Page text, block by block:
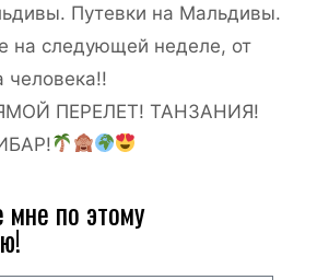
Путевки на Мальдивы.
на следующей неделе, от
человека!!
ПЕРЕЛЕТ! ТАНЗАНИЯ!
мне по этому